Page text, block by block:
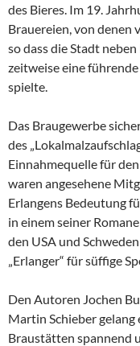
des Bieres. Im 19.
Brauereien, von denen
so dass die Stadt
zeitweise eine
spielte.
Das Braugewerbe
des
Einnahmequelle für
waren angesehene
Erlangens Bedeutung
in einem seiner
den USA und
„Erlanger“ für süffige
Den Autoren Jochen
Martin Schieber gelang
Braustätten spannend